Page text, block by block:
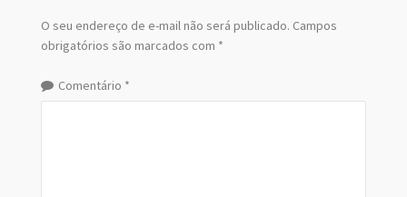
O seu endereço de e-mail não será publicado. Campos
obrigatórios são marcados com *
Comentário *